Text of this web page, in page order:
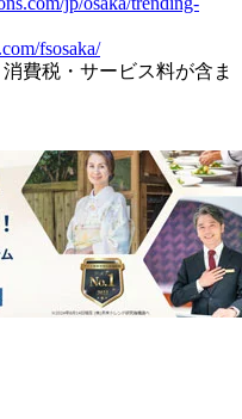
fsosaka/
費税・サービス料が含ま